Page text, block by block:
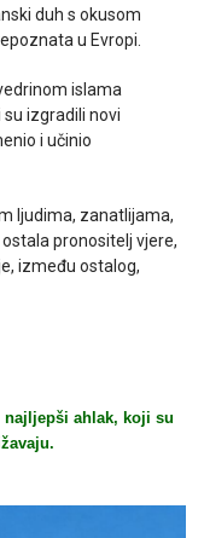
duh s okusom
u Evropi.
islama
izgradili novi
i učinio
ljudima, zanatlijama,
pronositelj vjere,
između ostalog,
ahlak, koji su